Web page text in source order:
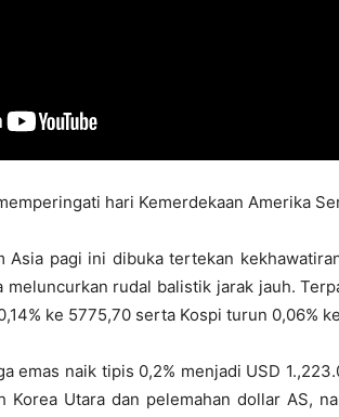
hari Kemerdekaan Amerika
Asia pagi ini dibuka tertekan
meluncurkan rudal balistik jarak jauh.
ke 5775,70 serta Kospi turun 0,06%
emas naik tipis 0,2% menjadi USD
Utara dan pelemahan dollar AS,